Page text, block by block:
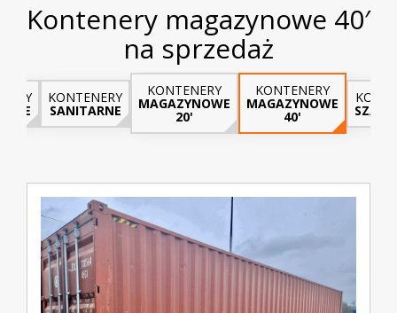
Kontenery magazynowe 40′
na sprzedaż
KONTENERY
SANITARNE
KONTENERY
MAGAZYNOWE
20'
KONTENERY
MAGAZYNOWE
40'